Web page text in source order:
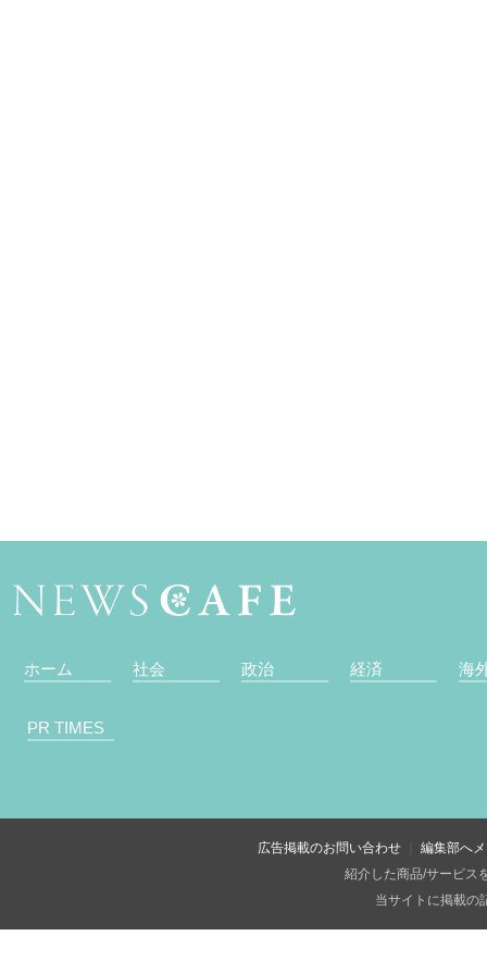
ホーム 社会 政治 経済 海
PR TIMES
広告掲載のお問い合わせ
編集部へ
紹介した商品/サービス
当サイトに掲載の